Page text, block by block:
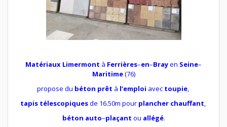
Matériaux Limermont à Ferrières–en–Brayen Seine–
Maritime(76)
propose du béton prêt à l’emploi avec toupie,
tapis télescopiquesde 16.50m pour plancher chauffant,
béton auto–plaçant ou allégé.